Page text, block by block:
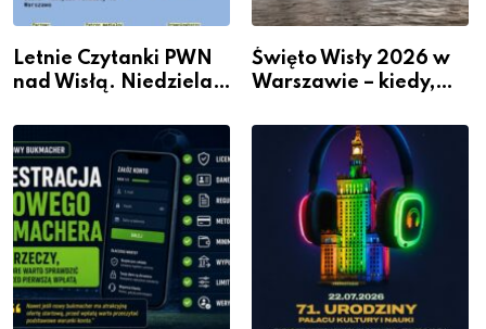
Letnie Czytanki PWN
nad Wisłą. Niedziela z
dla siebie
Święto Wisły 2026 w
Warszawie – kiedy,
działo 2 sierpnia